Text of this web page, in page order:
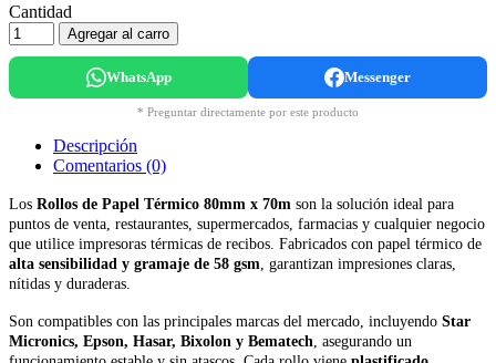
Cantidad
Agregar al carro
WhatsApp Messenger
* Preguntar directamente por este producto
Descripción
Comentarios (0)
Los Rollos de Papel Térmico 80mm x 70m son la solución ideal para
puntos de venta, restaurantes, supermercados, farmacias y cualquier negocio
que utilice impresoras térmicas de recibos. Fabricados con papel térmico de
alta sensibilidad y gramaje de 58 gsm , garantizan impresiones claras,
nítidas y duraderas.
Son compatibles con las principales marcas del mercado, incluyendo Star
Micronics, Epson, Hasar, Bixolon y Bematech , asegurando un